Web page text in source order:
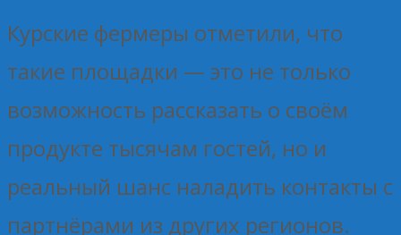
Курские фермеры отметили, что
такие площадки — это не только
возможность рассказать о своём
продукте тысячам гостей, но и
реальный шанс наладить контакты с
партнёрами из других регионов.